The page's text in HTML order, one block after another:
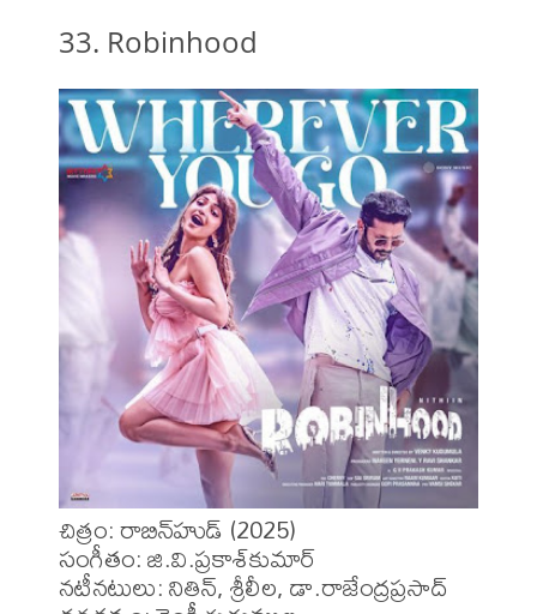
33. Robinhood
చిత్రం: రాబిన్‌హుడ్ (2025)
సంగీతం: జి.వి.ప్రకాశ్‌కుమార్‌
నటీనటులు: నితిన్, శ్రీలీల, డా.రాజేంద్రప్రసాద్‌